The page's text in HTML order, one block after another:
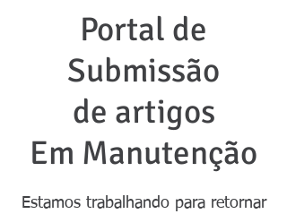
Portal de
Submissão
de artigos
Em Manutenção
Estamos trabalhando para retornar